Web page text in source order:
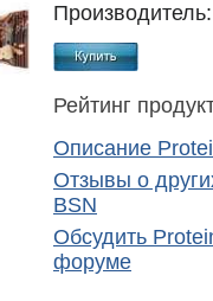
Производитель:
Рейтинг
Описание
Отзывы о
BSN
Обсудить
форуме